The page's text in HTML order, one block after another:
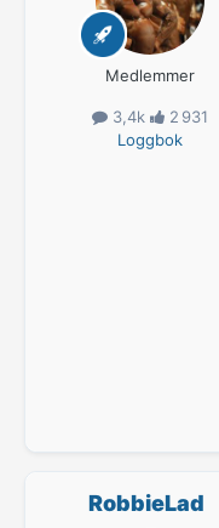
Medlemmer
3,4k
2 931
Loggbok
RobbieLad